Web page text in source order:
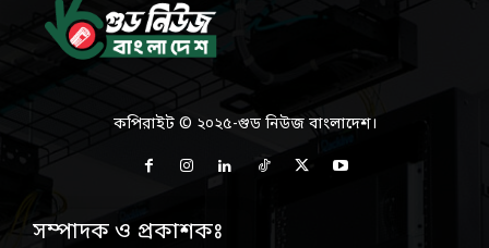
কপিরাইট © ২০২৫-গুড নিউজ বাংলাদেশ।
সম্পাদক ও প্রকাশকঃ